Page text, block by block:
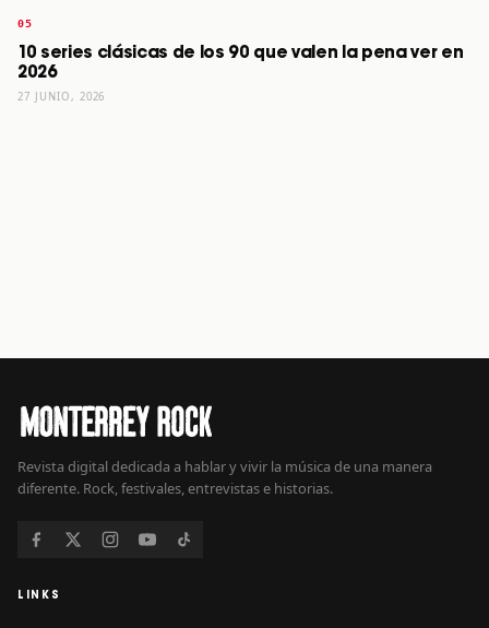
10 series clásicas de los 90 que valen la pena ver en
2026
27 JUNIO, 2026
Revista digital dedicada a hablar y vivir la música de una manera
diferente. Rock, festivales, entrevistas e historias.
LINKS